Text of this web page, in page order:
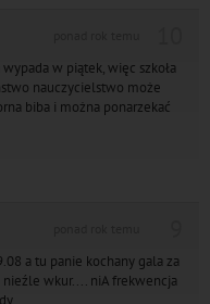
w piątek, więc szkoła
nauczycielstwo może
biba i można ponarzekać
a tu panie kochany gala za
nieźle wkur.... niA frekwencja